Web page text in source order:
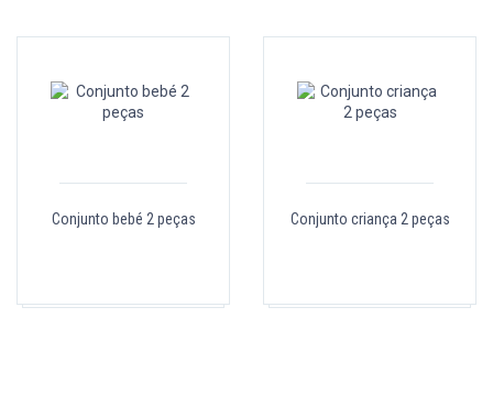
Conjunto bebé 2 peças Conjunto criança 2 peças